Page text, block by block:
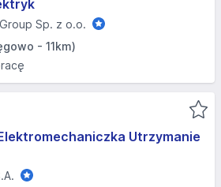
Sp. z o.o.
- 11km)
Utrzymanie